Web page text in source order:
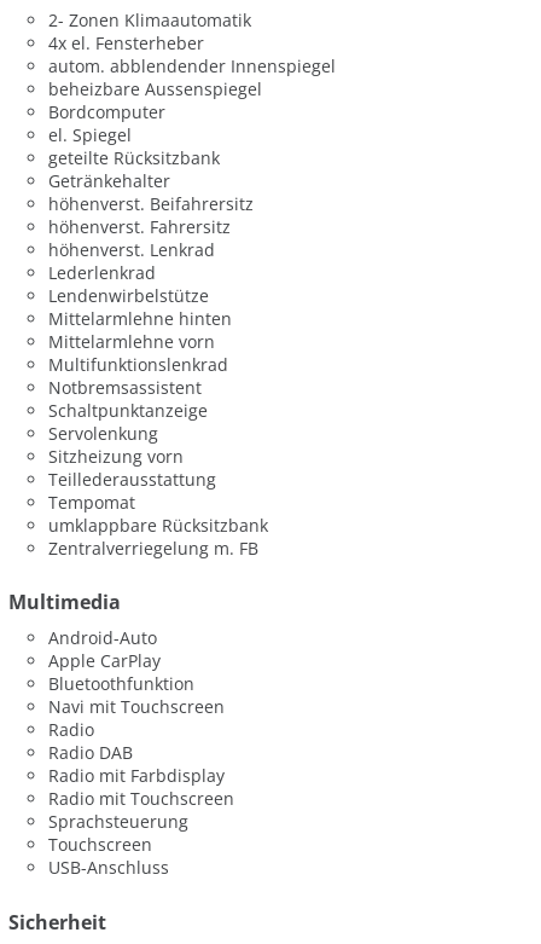
2- Zonen Klimaautomatik
4x el. Fensterheber
autom. abblendender Innenspiegel
beheizbare Aussenspiegel
Bordcomputer
el. Spiegel
geteilte Rücksitzbank
Getränkehalter
höhenverst. Beifahrersitz
höhenverst. Fahrersitz
höhenverst. Lenkrad
Lederlenkrad
Lendenwirbelstütze
Mittelarmlehne hinten
Mittelarmlehne vorn
Multifunktionslenkrad
Notbremsassistent
Schaltpunktanzeige
Servolenkung
Sitzheizung vorn
Teillederausstattung
Tempomat
umklappbare Rücksitzbank
Zentralverriegelung m. FB
Multimedia
Android-Auto
Apple CarPlay
Bluetoothfunktion
Navi mit Touchscreen
Radio
Radio DAB
Radio mit Farbdisplay
Radio mit Touchscreen
Sprachsteuerung
Touchscreen
USB-Anschluss
Sicherheit